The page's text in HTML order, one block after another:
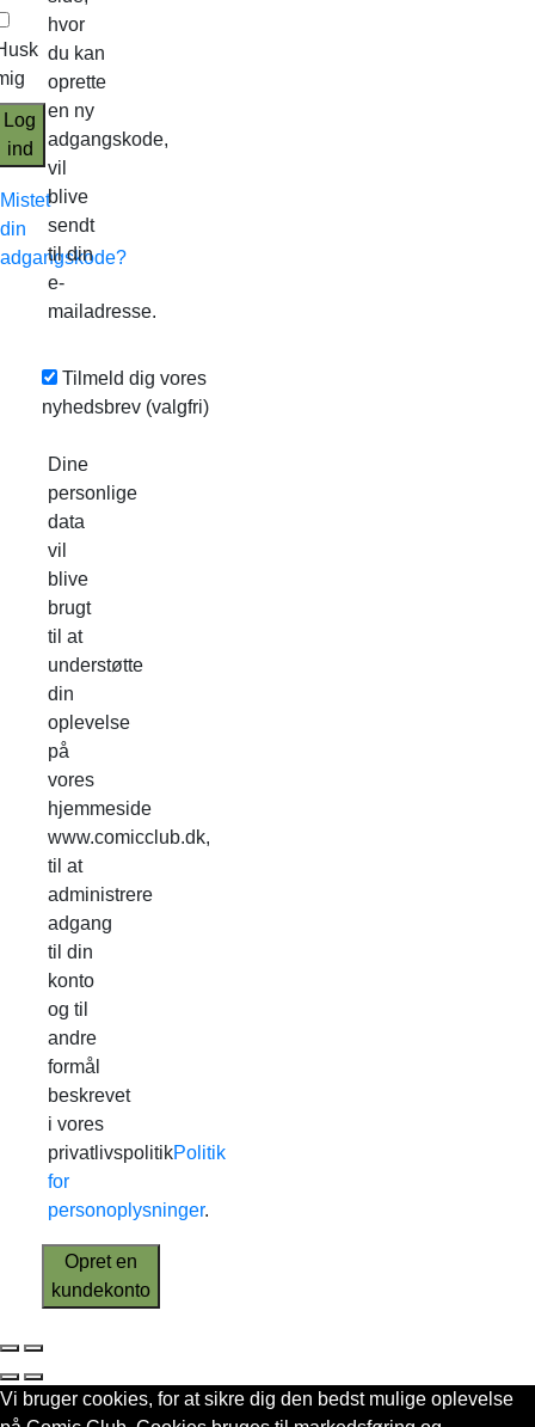
Log
ind
Mistet
din
adgangskode?
hvor
du kan
oprette
en ny
adgangskode,
vil
blive
sendt
til din
e-
mailadresse.
Tilmeld dig vores
nyhedsbrev (valgfri)
Dine
personlige
data
vil
blive
brugt
til at
understøtte
din
oplevelse
på
vores
hjemmeside
www.comicclub.dk,
til at
administrere
adgang
til din
konto
og til
andre
formål
beskrevet
i vores
privatlivspolitikPolitik
for
personoplysninger.
Opret en
kundekonto
Vi bruger cookies, for at sikre dig den bedst mulige oplevelse